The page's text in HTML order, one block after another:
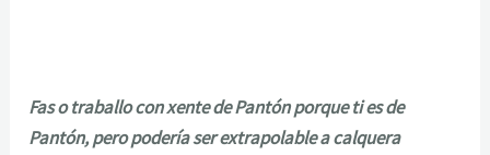
Fas o traballo con xente de Pantón porque ti es de
Pantón, pero podería ser extrapolable a calquera